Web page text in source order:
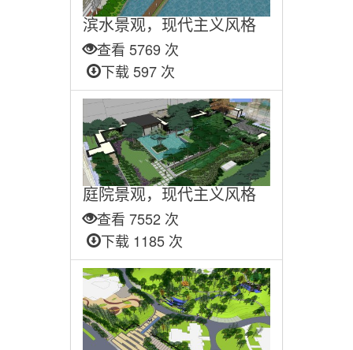
滨水景观，现代主义风格
查看 5769 次
下载 597 次
庭院景观，现代主义风格
查看 7552 次
下载 1185 次